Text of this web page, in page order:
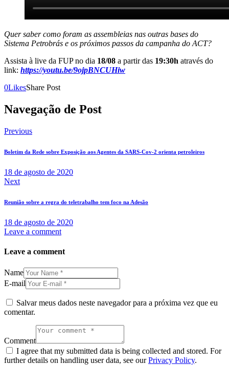
Quer saber como foram as assembleias nas outras bases do
Sistema Petrobrás e os próximos passos da campanha do ACT?
Assista à live da FUP no dia 18/08 a partir das 19:30h através do
link: https://youtu.be/9ojpBNCUHiw
0LikesShare Post
Navegação de Post
Previous
Boletim da Rede sobre Exposição aos Agentes da SARS-Cov-2 orienta petroleiros
18 de agosto de 2020
Next
Reunião sobre a regra do teletrabalho tem foco na Adesão
18 de agosto de 2020
Leave a comment
Leave a comment
Name
E-mail
Salvar meus dados neste navegador para a próxima vez que eu
comentar.
Comment
I agree that my submitted data is being collected and stored. For
further details on handling user data, see ourPrivacy Policy.